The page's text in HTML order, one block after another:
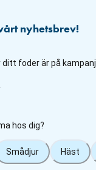
nyhetsbrev!
ditt foder är på kampanj
hos dig?
Smådjur Häst